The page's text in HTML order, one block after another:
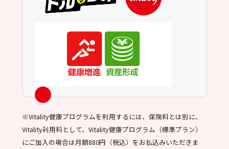
※Vitality健康プログラムを利用するには、保険料とは別に、
Vitality利用料として、Vitality健康プログラム（標準プラン）
にご加入の場合は月額880円（税込）をお払込みいただきま